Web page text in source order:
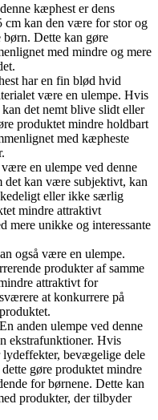
kæphest er dens
cm kan den være for stor og
Dette kan gøre
med mindre og mere
har en fin blød hvid
være en ulempe. Hvis
det nemt blive slidt eller
produktet mindre holdbart
med kæpheste
en ulempe ved denne
det kan være subjektivt, kan
eller ikke særlig
mindre attraktivt
mere unikke og interessante
også være en ulempe.
produkter af samme
attraktivt for
at konkurrere på
anden ulempe ved denne
ekstrafunktioner. Hvis
lydeffekter, bevægelige dele
gøre produktet mindre
for børnene. Dette kan
produkter, der tilbyder